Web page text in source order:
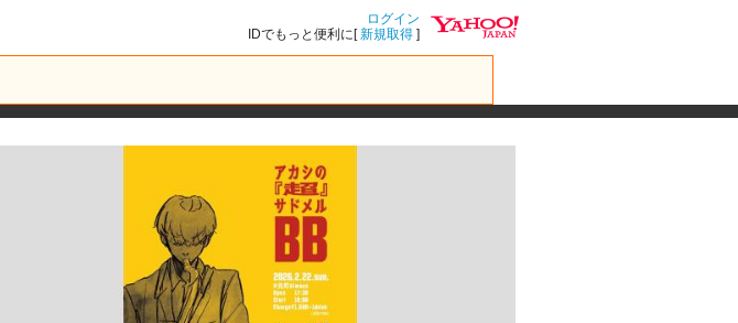
ログイン
IDでもっと便利に[新規取得 ]